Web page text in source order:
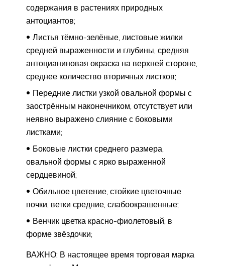
содержания в растениях природных
антоциантов;
Листья тёмно-зелёные, листовые жилки
средней выраженности и глубины, средняя
антоцианиновая окраска на верхней стороне,
среднее количество вторичных листков;
Передние листки узкой овальной формы с
заострённым наконечником, отсутствует или
неявно выражено слияние с боковыми
листками;
Боковые листки среднего размера,
овальной формы с ярко выраженной
сердцевиной;
Обильное цветение, стойкие цветочные
почки, ветки средние, слабоокрашенные;
Венчик цветка красно-фиолетовый, в
форме звёздочки;
ВАЖНО: В настоящее время торговая марка